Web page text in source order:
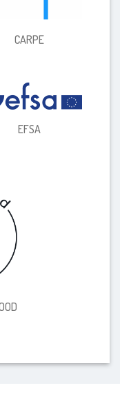
CARPE
EFSA